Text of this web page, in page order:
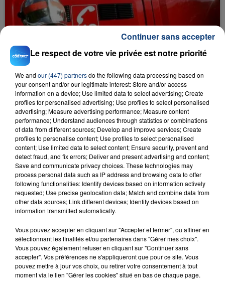
23 juillet 2026
INCENDIE MORTEL À LENS : UNE FEMME ET
SON BÉBÉ ENTRE LA VIE ET LA...
Un homme s'est immolé par le feu après avoir
aspergé sa compagne et leur bébé de trois mois
d'un liquide inflammable.
20 juillet 2026
UNE ADOLESCENTE DEVANT SE FAIRE
La famille a porté plainte contre la clinique qui a
reconnu sa responsabilité et présenté ses
excuses.
TITRES DIFFUSÉS
Le respect de votre vie privée est notre priorité
We and our (447) partnersdo the following data processing based on
your consent and/or our legitimate interest: Store and/or access
information on a device; Use limited data to select advertising; Create
profiles for personalised advertising; Use profiles to select personalised
advertising; Measure advertising performance; Measure content
performance; Understand audiences through statistics or combinations
of data from different sources; Develop and improve services; Create
profiles to personalise content; Use profiles to select personalised
content; Use limited data to select content; Ensure security, prevent and
detect fraud, and fix errors; Deliver and present advertising and content;
Save and communicate privacy choices. These technologies may
process personal data such as IP address and browsing data to offer
following functionalities: Identify devices based on information actively
requested; Use precise geolocation data; Match and combine data from
other data sources; Link different devices; Identify devices based on
information transmitted automatically.
Vous pouvez accepter en cliquant sur "Accepter et fermer", ou affiner en
sélectionnant les finalités et/ou partenaires dans "Gérer mes choix".
Vous pouvez également refuser en cliquant sur "Continuer sans
accepter". Vos préférences ne s'appliqueront que pour ce site. Vous
pouvez mettre à jour vos choix, ou retirer votre consentement à tout
moment via le lien "Gérer les cookies" situé en bas de chaque page.
Continuer sans accepter